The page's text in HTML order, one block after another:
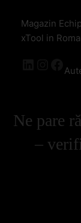
Magazin
xTool in
Ne pare
–